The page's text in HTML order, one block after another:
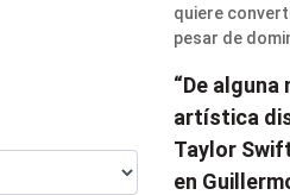
“De
artística
Taylor
en